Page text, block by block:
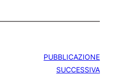
PUBBLICAZIONE
SUCCESSIVA